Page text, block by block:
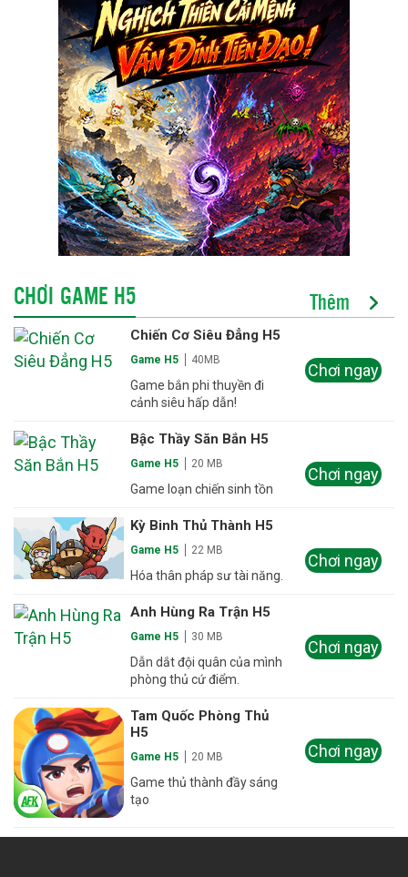
CHƠI GAME H5 Thêm
Chiến Cơ Siêu Đẳng H5
Game H5 40MB
Game bắn phi thuyền đi
cảnh siêu hấp dẫn!
Chơi ngay
Bậc Thầy Săn Bắn H5
Game H5 20 MB
Game loạn chiến sinh tồn
Chơi ngay
Kỳ Binh Thủ Thành H5
Game H5 22 MB
Hóa thân pháp sư tài năng.
Chơi ngay
Anh Hùng Ra Trận H5
Game H5 30 MB
Dẫn dắt đội quân của mình
phòng thủ cứ điểm.
Chơi ngay
Tam Quốc Phòng Thủ
H5
Game H5 20 MB
Game thủ thành đầy sáng
tạo
Chơi ngay